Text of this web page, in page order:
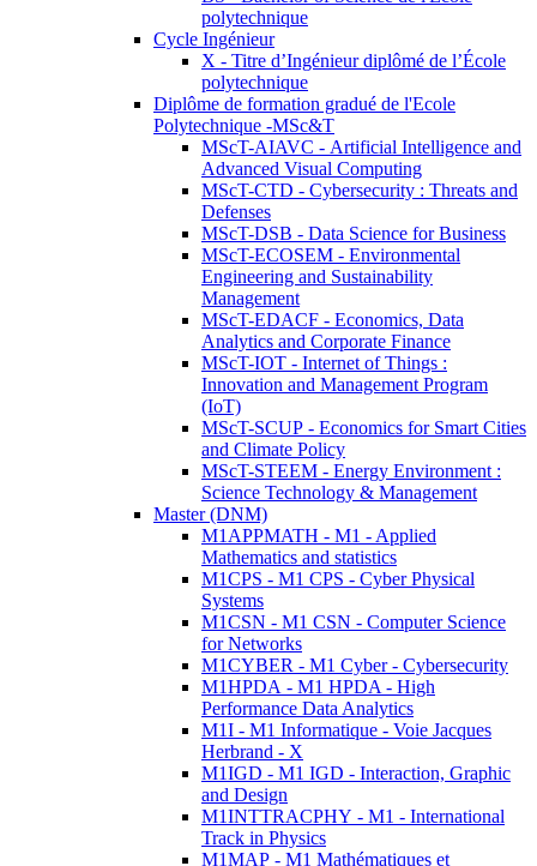
polytechnique
Cycle Ingénieur
X - Titre d’Ingénieur diplômé de l’École
polytechnique
Diplôme de formation gradué de l'Ecole
Polytechnique -MSc&T
MScT-AIAVC - Artificial Intelligence and
Advanced Visual Computing
MScT-CTD - Cybersecurity : Threats and
Defenses
MScT-DSB - Data Science for Business
MScT-ECOSEM - Environmental
Engineering and Sustainability
Management
MScT-EDACF - Economics, Data
Analytics and Corporate Finance
MScT-IOT - Internet of Things :
Innovation and Management Program
(IoT)
MScT-SCUP - Economics for Smart Cities
and Climate Policy
MScT-STEEM - Energy Environment :
Science Technology & Management
Master (DNM)
M1APPMATH - M1 - Applied
Mathematics and statistics
M1CPS - M1 CPS - Cyber Physical
Systems
M1CSN - M1 CSN - Computer Science
for Networks
M1CYBER - M1 Cyber - Cybersecurity
M1HPDA - M1 HPDA - High
Performance Data Analytics
M1I - M1 Informatique - Voie Jacques
Herbrand - X
M1IGD - M1 IGD - Interaction, Graphic
and Design
M1INTTRACPHY - M1 - International
Track in Physics
M1MAP - M1 Mathématiques et